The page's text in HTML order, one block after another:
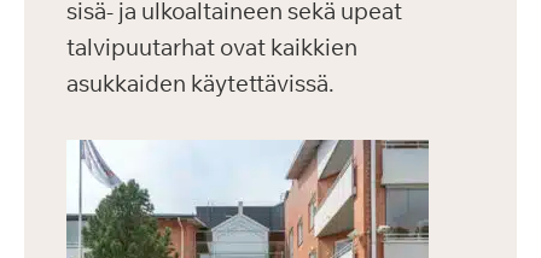
sisä- ja ulkoaltaineen sekä upeat
talvipuutarhat ovat kaikkien
asukkaiden käytettävissä.